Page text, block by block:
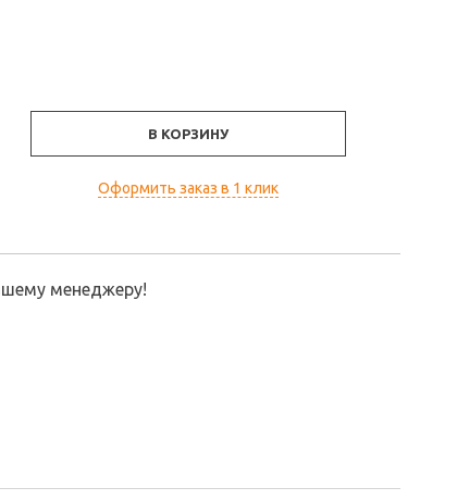
В КОРЗИНУ
Оформить заказ в 1 клик
менеджеру!